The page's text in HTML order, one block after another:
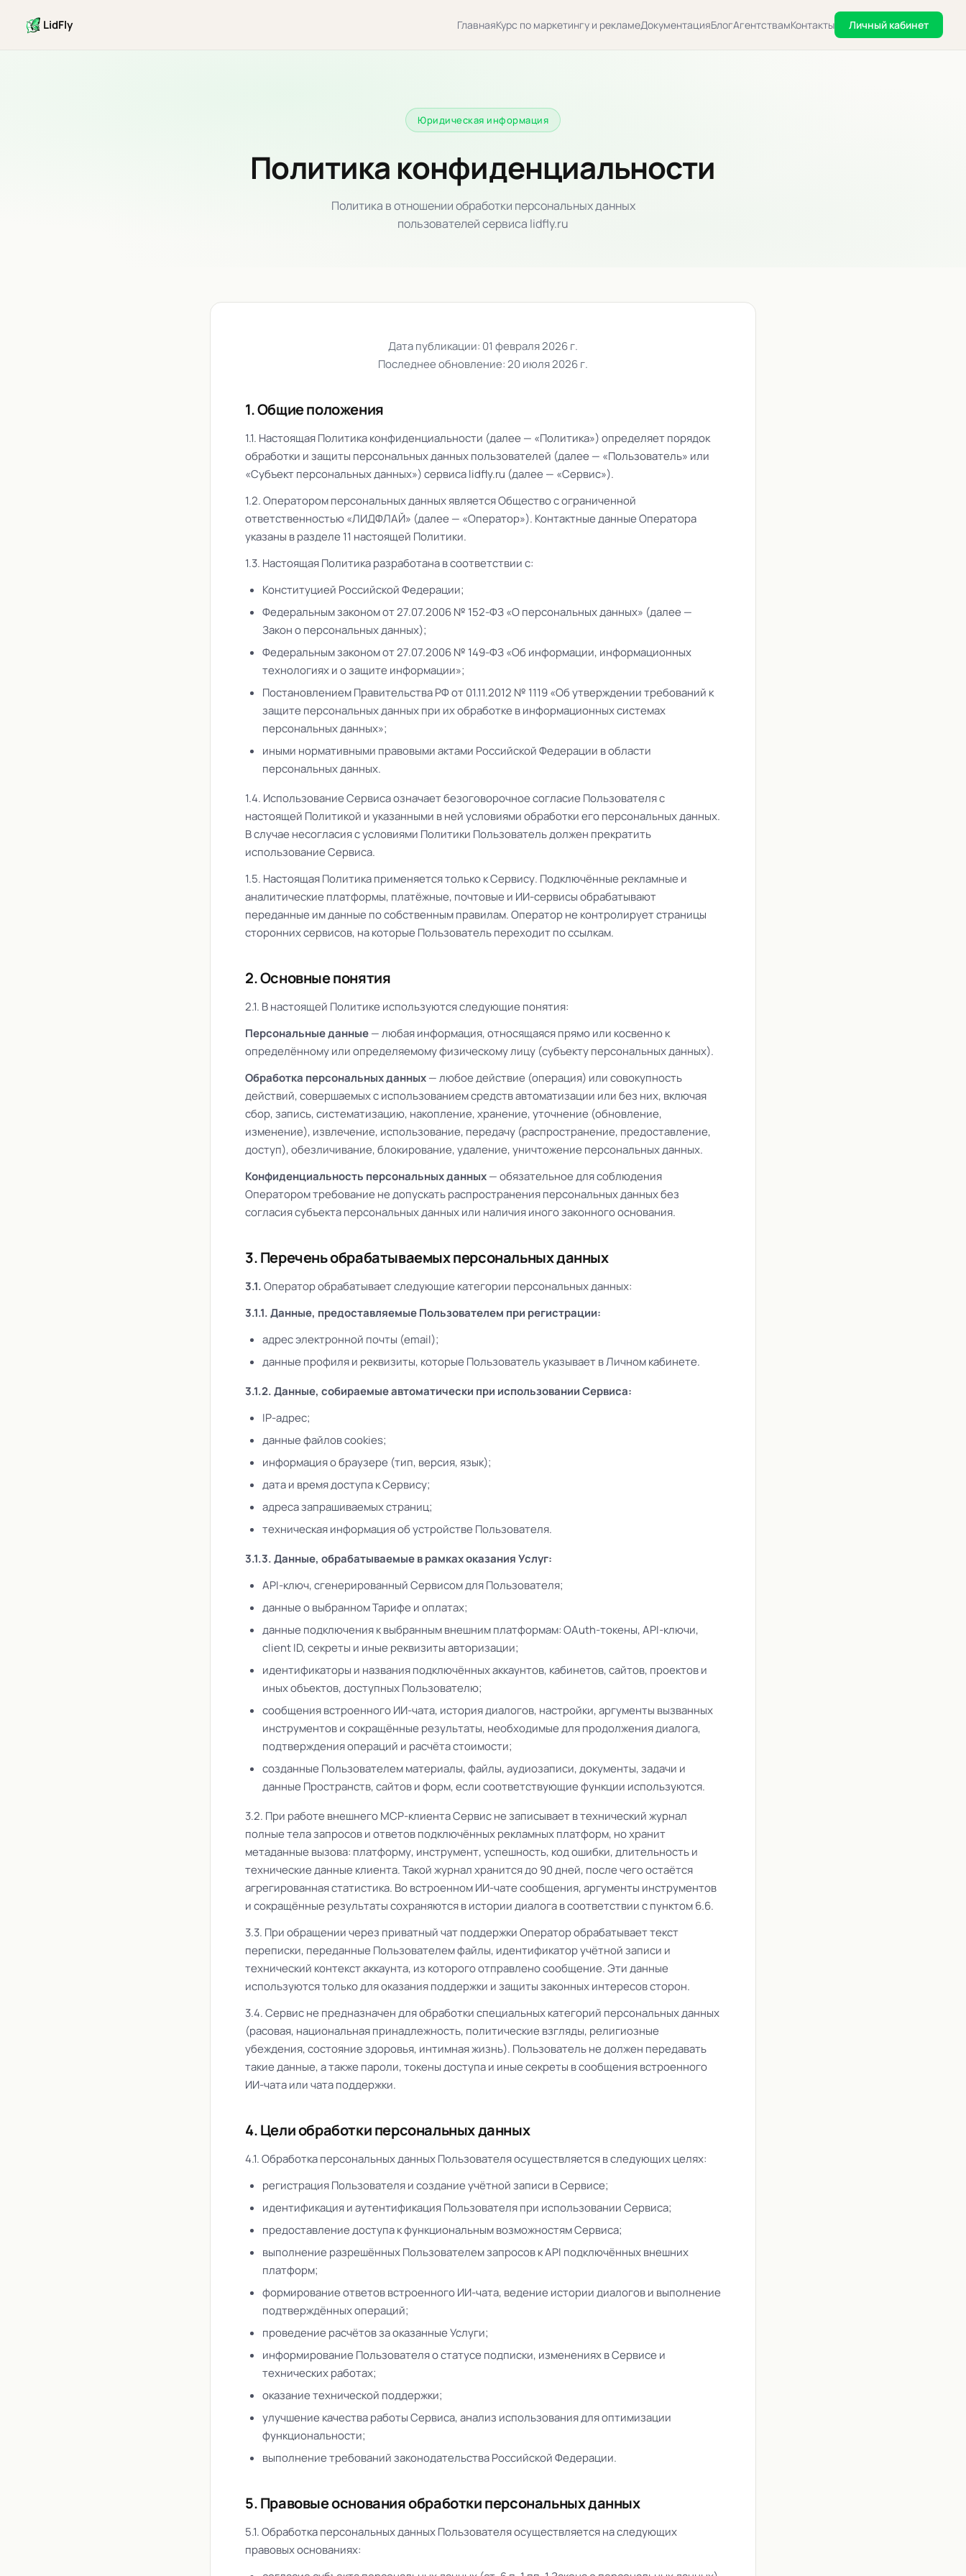
LidFly ГлавнаяКурс по маркетингу и рекламеДокументацияБлогАгентствамКонтакты Личный кабинет
Юридическая информация
Политика конфиденциальности
Политика в отношении обработки персональных данных
пользователей сервиса lidfly.ru
Дата публикации: 01 февраля 2026 г.
Последнее обновление: 20 июля 2026 г.
1. Общие положения
1.1. Настоящая Политика конфиденциальности (далее — «Политика») определяет порядок
обработки и защиты персональных данных пользователей (далее — «Пользователь» или
«Субъект персональных данных») сервиса lidfly.ru (далее — «Сервис»).
1.2. Оператором персональных данных является Общество с ограниченной
ответственностью «ЛИДФЛАЙ» (далее — «Оператор»). Контактные данные Оператора
указаны в разделе 11 настоящей Политики.
1.3. Настоящая Политика разработана в соответствии с:
Конституцией Российской Федерации;
Федеральным законом от 27.07.2006 № 152-ФЗ «О персональных данных» (далее —
Закон о персональных данных);
Федеральным законом от 27.07.2006 № 149-ФЗ «Об информации, информационных
технологиях и о защите информации»;
Постановлением Правительства РФ от 01.11.2012 № 1119 «Об утверждении требований к
защите персональных данных при их обработке в информационных системах
персональных данных»;
иными нормативными правовыми актами Российской Федерации в области
персональных данных.
1.4. Использование Сервиса означает безоговорочное согласие Пользователя с
настоящей Политикой и указанными в ней условиями обработки его персональных данных.
В случае несогласия с условиями Политики Пользователь должен прекратить
использование Сервиса.
1.5. Настоящая Политика применяется только к Сервису. Подключённые рекламные и
аналитические платформы, платёжные, почтовые и ИИ-сервисы обрабатывают
переданные им данные по собственным правилам. Оператор не контролирует страницы
сторонних сервисов, на которые Пользователь переходит по ссылкам.
2. Основные понятия
2.1. В настоящей Политике используются следующие понятия:
Персональные данные— любая информация, относящаяся прямо или косвенно к
определённому или определяемому физическому лицу (субъекту персональных данных).
Обработка персональных данных— любое действие (операция) или совокупность
действий, совершаемых с использованием средств автоматизации или без них, включая
сбор, запись, систематизацию, накопление, хранение, уточнение (обновление,
изменение), извлечение, использование, передачу (распространение, предоставление,
доступ), обезличивание, блокирование, удаление, уничтожение персональных данных.
Конфиденциальность персональных данных— обязательное для соблюдения
Оператором требование не допускать распространения персональных данных без
согласия субъекта персональных данных или наличия иного законного основания.
3. Перечень обрабатываемых персональных данных
3.1.Оператор обрабатывает следующие категории персональных данных:
3.1.1. Данные, предоставляемые Пользователем при регистрации:
адрес электронной почты (email);
данные профиля и реквизиты, которые Пользователь указывает в Личном кабинете.
3.1.2. Данные, собираемые автоматически при использовании Сервиса:
IP-адрес;
данные файлов cookies;
информация о браузере (тип, версия, язык);
дата и время доступа к Сервису;
адреса запрашиваемых страниц;
техническая информация об устройстве Пользователя.
3.1.3. Данные, обрабатываемые в рамках оказания Услуг:
API-ключ, сгенерированный Сервисом для Пользователя;
данные о выбранном Тарифе и оплатах;
данные подключения к выбранным внешним платформам: OAuth-токены, API-ключи,
client ID, секреты и иные реквизиты авторизации;
идентификаторы и названия подключённых аккаунтов, кабинетов, сайтов, проектов и
иных объектов, доступных Пользователю;
сообщения встроенного ИИ-чата, история диалогов, настройки, аргументы вызванных
инструментов и сокращённые результаты, необходимые для продолжения диалога,
подтверждения операций и расчёта стоимости;
созданные Пользователем материалы, файлы, аудиозаписи, документы, задачи и
данные Пространств, сайтов и форм, если соответствующие функции используются.
3.2. При работе внешнего MCP-клиента Сервис не записывает в технический журнал
полные тела запросов и ответов подключённых рекламных платформ, но хранит
метаданные вызова: платформу, инструмент, успешность, код ошибки, длительность и
технические данные клиента. Такой журнал хранится до 90 дней, после чего остаётся
агрегированная статистика. Во встроенном ИИ-чате сообщения, аргументы инструментов
и сокращённые результаты сохраняются в истории диалога в соответствии с пунктом 6.6.
3.3. При обращении через приватный чат поддержки Оператор обрабатывает текст
переписки, переданные Пользователем файлы, идентификатор учётной записи и
технический контекст аккаунта, из которого отправлено сообщение. Эти данные
используются только для оказания поддержки и защиты законных интересов сторон.
3.4. Сервис не предназначен для обработки специальных категорий персональных данных
(расовая, национальная принадлежность, политические взгляды, религиозные
убеждения, состояние здоровья, интимная жизнь). Пользователь не должен передавать
такие данные, а также пароли, токены доступа и иные секреты в сообщения встроенного
ИИ-чата или чата поддержки.
4. Цели обработки персональных данных
4.1. Обработка персональных данных Пользователя осуществляется в следующих целях:
регистрация Пользователя и создание учётной записи в Сервисе;
идентификация и аутентификация Пользователя при использовании Сервиса;
предоставление доступа к функциональным возможностям Сервиса;
выполнение разрешённых Пользователем запросов к API подключённых внешних
платформ;
формирование ответов встроенного ИИ-чата, ведение истории диалогов и выполнение
подтверждённых операций;
проведение расчётов за оказанные Услуги;
информирование Пользователя о статусе подписки, изменениях в Сервисе и
технических работах;
оказание технической поддержки;
улучшение качества работы Сервиса, анализ использования для оптимизации
функциональности;
выполнение требований законодательства Российской Федерации.
5. Правовые основания обработки персональных данных
5.1. Обработка персональных данных Пользователя осуществляется на следующих
правовых основаниях: